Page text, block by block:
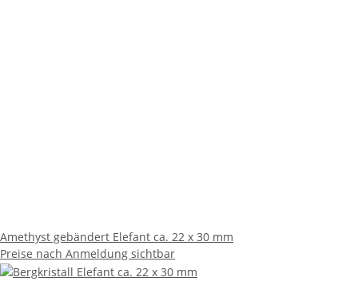
Amethyst gebändert Elefant ca. 22 x 30 mm
Preise nach Anmeldung sichtbar